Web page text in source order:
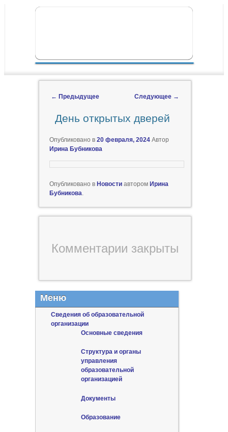
ГЛАВНОЕ МЕНЮ
← Предыдущее Следующее →
День открытых дверей
Опубликовано в 20 февраля, 2024 Автор
Ирина Бубникова
Опубликовано в Новостиавтором Ирина
Бубникова
Комментарии закрыты
Меню
Сведения об образовательной
организации
Основные сведения
Структура и органы
управления
образовательной
организацией
Документы
Образование